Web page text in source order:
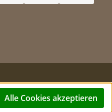
Alle Cookies akzeptieren